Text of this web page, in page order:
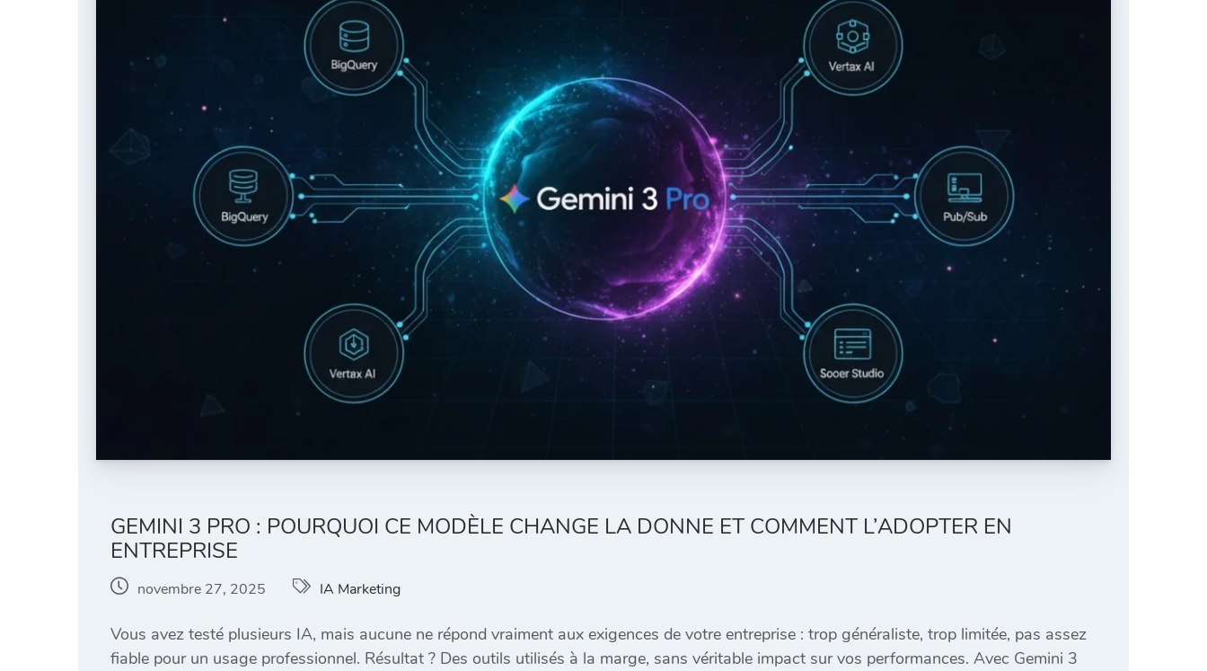
GEMINI 3 PRO : POURQUOI CE MODÈLE CHANGE LA DONNE ET COMMENT L’ADOPTER EN
ENTREPRISE
novembre 27, 2025 IA Marketing
Vous avez testé plusieurs IA, mais aucune ne répond vraiment aux exigences de votre entreprise : trop généraliste, trop limitée, pas assez
fiable pour un usage professionnel. Résultat ? Des outils utilisés à la marge, sans véritable impact sur vos performances. Avec Gemini 3